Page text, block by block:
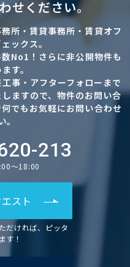
せください。
所・賃貸事務所・賃貸オフ
ックス。
No1！さらに非公開物件も
す。
事・アフターフォローまで
ますので、物件のお問い合
でもお気軽にお問い合わせ
213
～18:00
スト
だければ、ピッタ
す！